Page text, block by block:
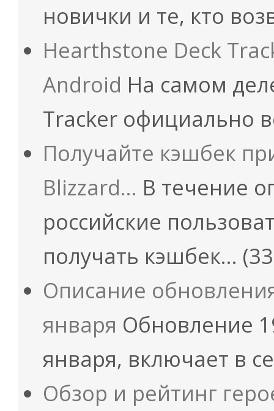
новички и те, кто
Hearthstone Deck
Android На самом
Tracker официально
Получайте кэшбек
Blizzard… В течение
российские
получать кэшбек…
Описание
января Обновление
января, включает в
Обзор и рейтинг